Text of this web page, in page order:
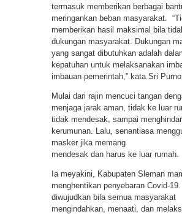
termasuk memberikan berbagai
meringankan beban masyarakat.
memberikan hasil maksimal bila
dukungan masyarakat. Dukungan
yang sangat dibutuhkan adalah
kepatuhan untuk melaksanakan
imbauan pemerintah,” kata Sri
Mulai dari rajin mencuci tangan
menjaga jarak aman, tidak ke luar
tidak mendesak, sampai
kerumunan. Lalu, senantiasa
masker jika memang
mendesak dan harus ke luar rumah.
Ia meyakini, Kabupaten Sleman
menghentikan penyebaran Covid-
diwujudkan bila semua masyarakat
mengindahkan, menaati, dan